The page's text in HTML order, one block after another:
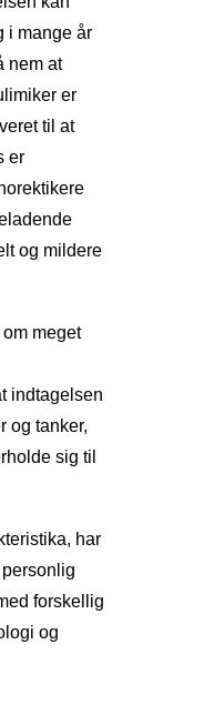
i mange år
nem at
er
til at
er
og mildere
meget
indtagelsen
og tanker,
sig til
har
forskellig
og